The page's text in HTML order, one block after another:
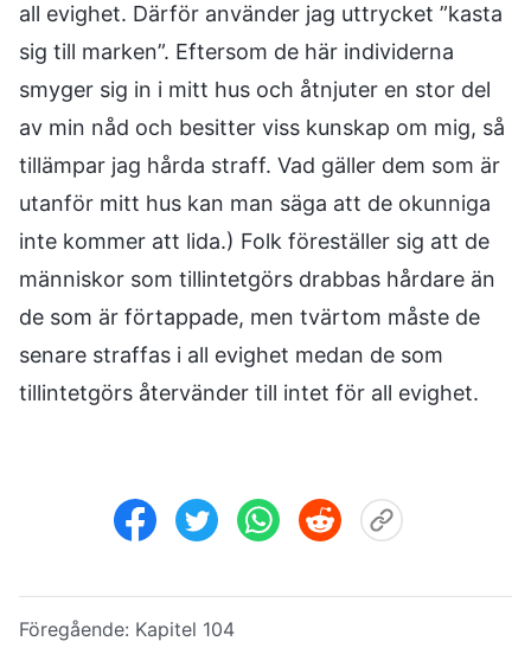
all evighet. Därför använder jag uttrycket ”kasta
sig till marken”. Eftersom de här individerna
smyger sig in i mitt hus och åtnjuter en stor del
av min nåd och besitter viss kunskap om mig, så
tillämpar jag hårda straff. Vad gäller dem som är
utanför mitt hus kan man säga att de okunniga
inte kommer att lida.) Folk föreställer sig att de
människor som tillintetgörs drabbas hårdare än
de som är förtappade, men tvärtom måste de
senare straffas i all evighet medan de som
tillintetgörs återvänder till intet för all evighet.
Föregående: Kapitel 104